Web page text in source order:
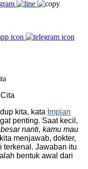
kita, kata Impian
penting. Saat kecil,
besar nanti, kamu mau
menjawab, dokter,
terkenal. Jawaban itu
bentuk awal dari